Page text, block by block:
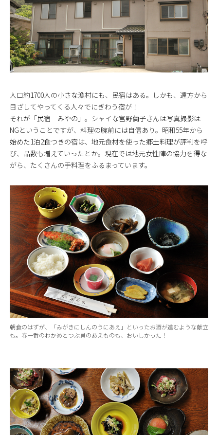
人口約1700人の小さな漁村にも、民宿はある。しかも、遠方から
目ざしてやってくる人々でにぎわう宿が！
それが「民宿 みやの」。シャイな宮野蘭子さんは写真撮影は
NGということですが、料理の腕前には自信あり。昭和55年から
始めた1泊2食つきの宿は、地元食材を使った郷土料理が評判を呼
び、品数も増えていったとか。現在では地元女性陣の協力を得な
がら、たくさんの手料理をふるまっています。
朝食のはずが、「みがきにしんのうにあえ」といったお酒が進むような献立
も。春一番のわかめとつぶ貝のあえものも、おいしかった！